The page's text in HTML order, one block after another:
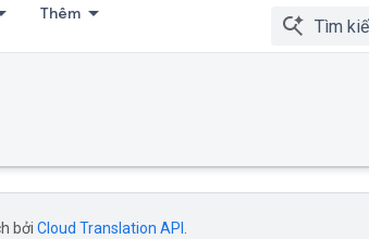
Thêm
bởi Cloud Translation API